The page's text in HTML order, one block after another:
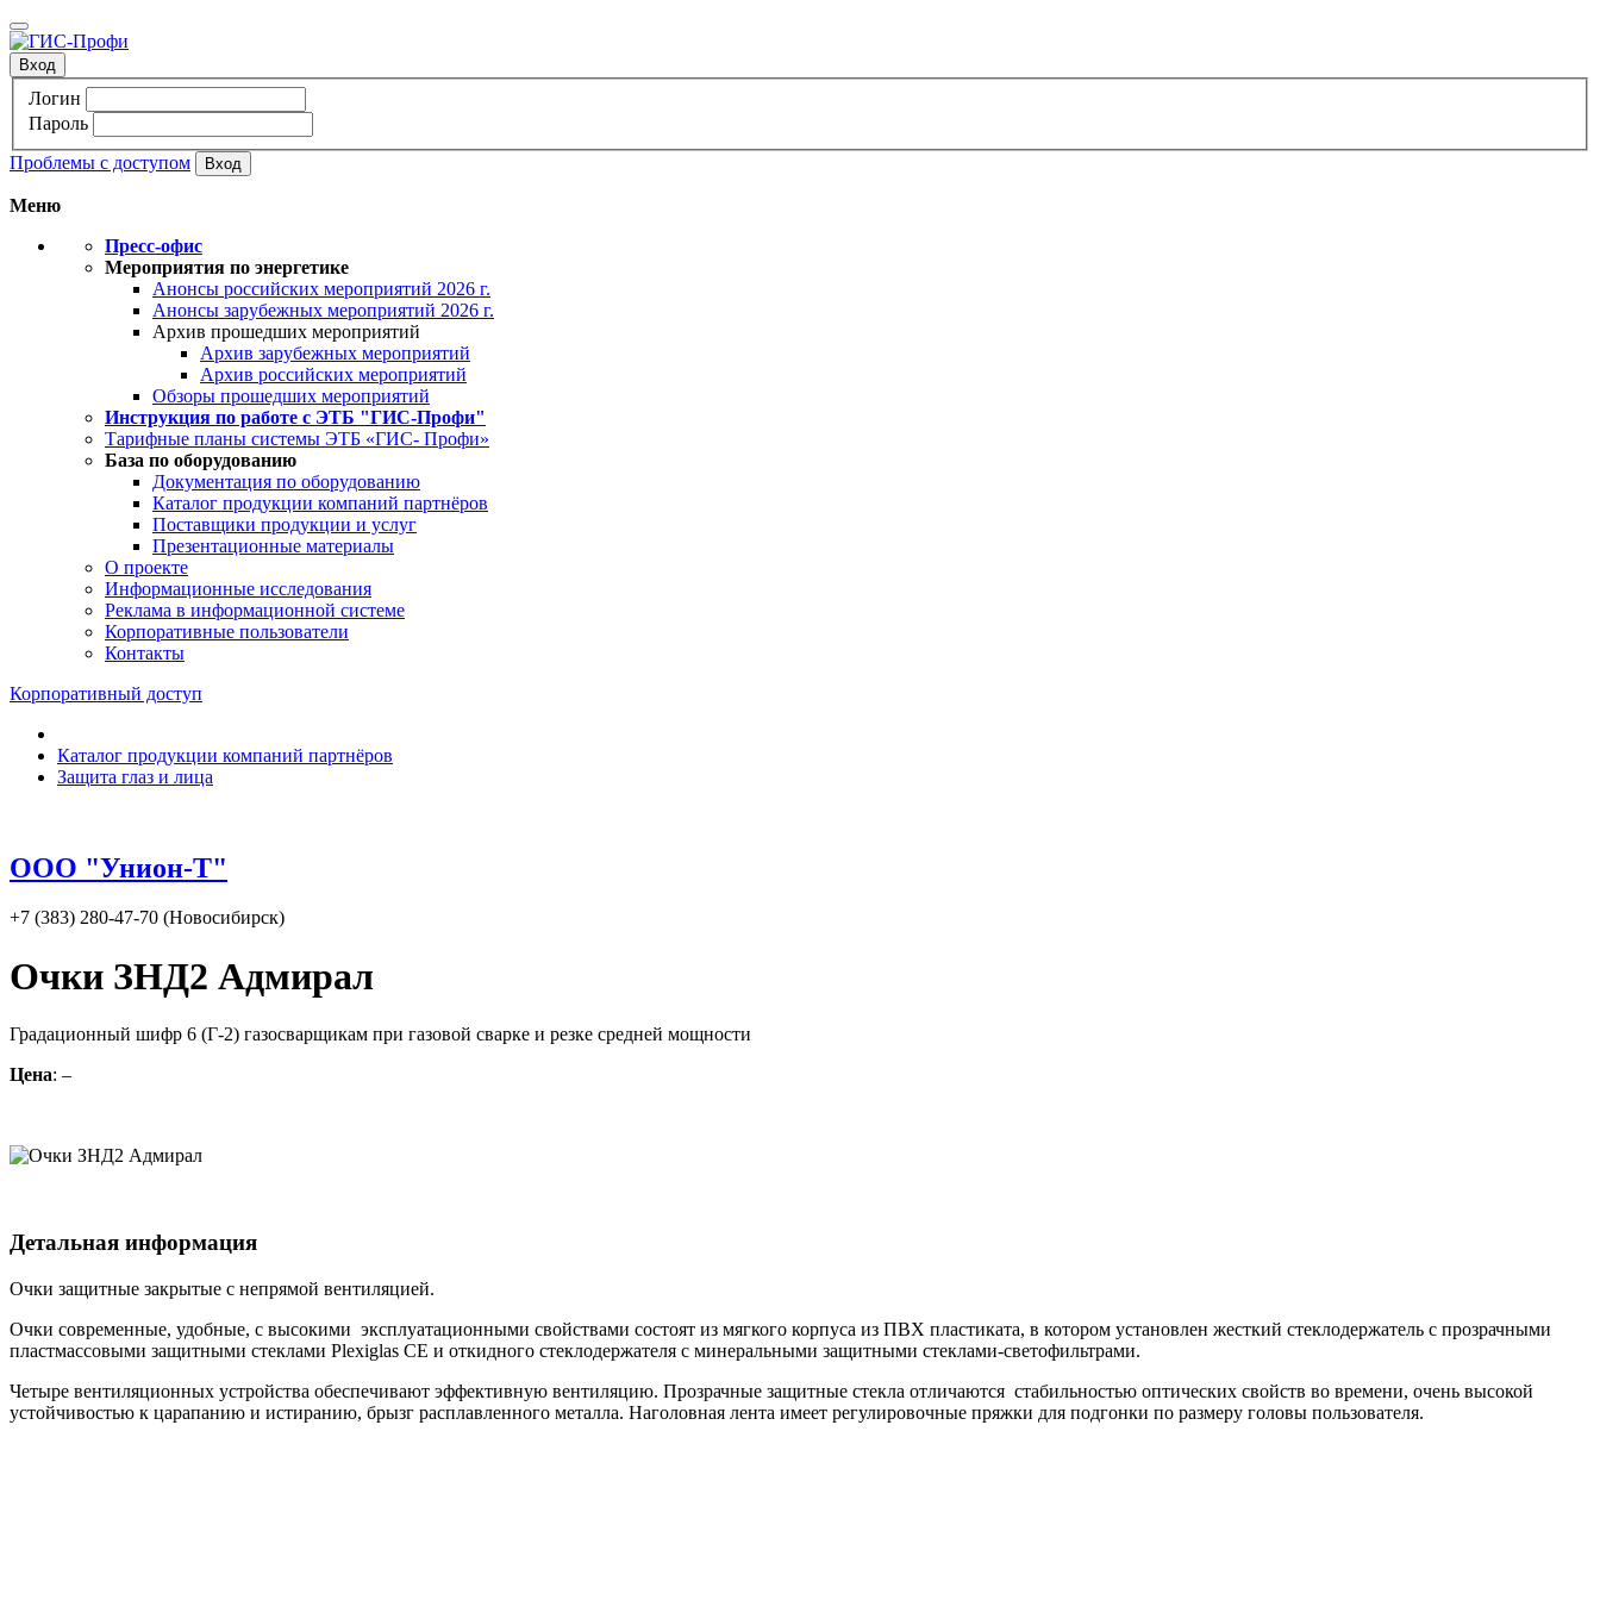
Вход
Логин
Пароль
Проблемы с доступом
Меню
Пресс-офис
Мероприятия по энергетике
Анонсы российских мероприятий 2026 г.
Анонсы зарубежных мероприятий 2026 г.
Архив прошедших мероприятий
Архив зарубежных мероприятий
Архив российских мероприятий
Обзоры прошедших мероприятий
Инструкция по работе с ЭТБ "ГИС-Профи"
Тарифные планы системы ЭТБ «ГИС- Профи»
База по оборудованию
Документация по оборудованию
Каталог продукции компаний партнёров
Поставщики продукции и услуг
Презентационные материалы
О проекте
Информационные исследования
Реклама в информационной системе
Корпоративные пользователи
Контакты
Корпоративный доступ
Каталог продукции компаний партнёров
Защита глаз и лица
ООО "Унион-Т"
+7 (383) 280-47-70 (Новосибирск)
Очки ЗНД2 Адмирал
Градационный шифр 6 (Г-2) газосварщикам при газовой сварке и резке средней мощности
Цена: –
Детальная информация
Очки защитные закрытые с непрямой вентиляцией.
Очки современные, удобные, с высокими эксплуатационными свойствами состоят из мягкого корпуса из ПВХ пластиката, в котором установлен жесткий стеклодержатель с прозрачными
пластмассовыми защитными стеклами Plexiglas CE и откидного стеклодержателя с минеральными защитными стеклами-светофильтрами.
Четыре вентиляционных устройства обеспечивают эффективную вентиляцию. Прозрачные защитные стекла отличаются стабильностью оптических свойств во времени, очень высокой
устойчивостью к царапанию и истиранию, брызг расплавленного металла. Наголовная лента имеет регулировочные пряжки для подгонки по размеру головы пользователя.